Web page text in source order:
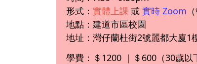
形式：實體上課 或實時 Zoom
地點：建道市區校園
地址：灣仔蘭杜街2號麗都大廈1
學費：＄1200 ｜＄600（30歲以